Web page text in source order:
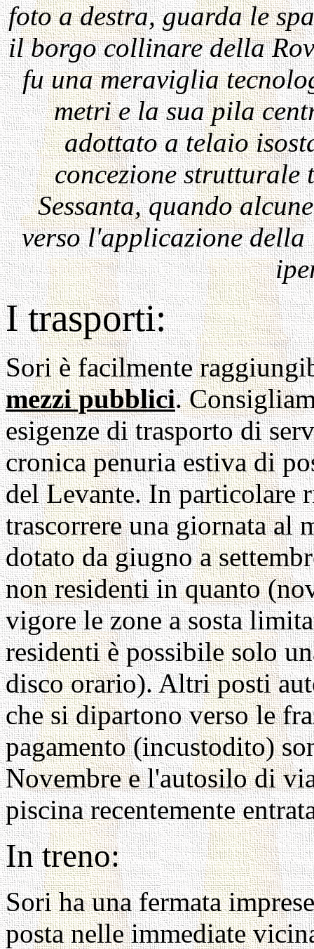
foto a destra, guarda le
il borgo collinare della
fu una meraviglia
metri e la sua pila
adottato a telaio
concezione
Sessanta, quando
verso l'applicazione
I trasporti:
Sori è facilmente
mezzi pubblici.
esigenze di trasporto di
cronica penuria estiva di
del Levante. In particolare
trascorrere una giornata al
dotato da giugno a
non residenti in quanto
vigore le zone a sosta
residenti è possibile solo
disco orario). Altri posti
che si dipartono verso le
pagamento (incustodito)
Novembre e l'autosilo di
piscina recentemente
In treno:
Sori ha una fermata
posta nelle immediate